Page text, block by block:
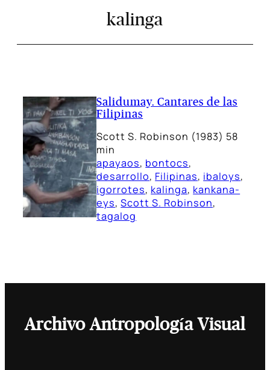
kalinga
Salidumay. Cantares de las
Filipinas
Scott S. Robinson (1983) 58
min
apayaos, bontocs
desarrollo, Filipinas, ibaloys
igorrotes, kalinga, kankana-
eys, Scott S. Robinson
tagalog
Archivo Antropología Visual